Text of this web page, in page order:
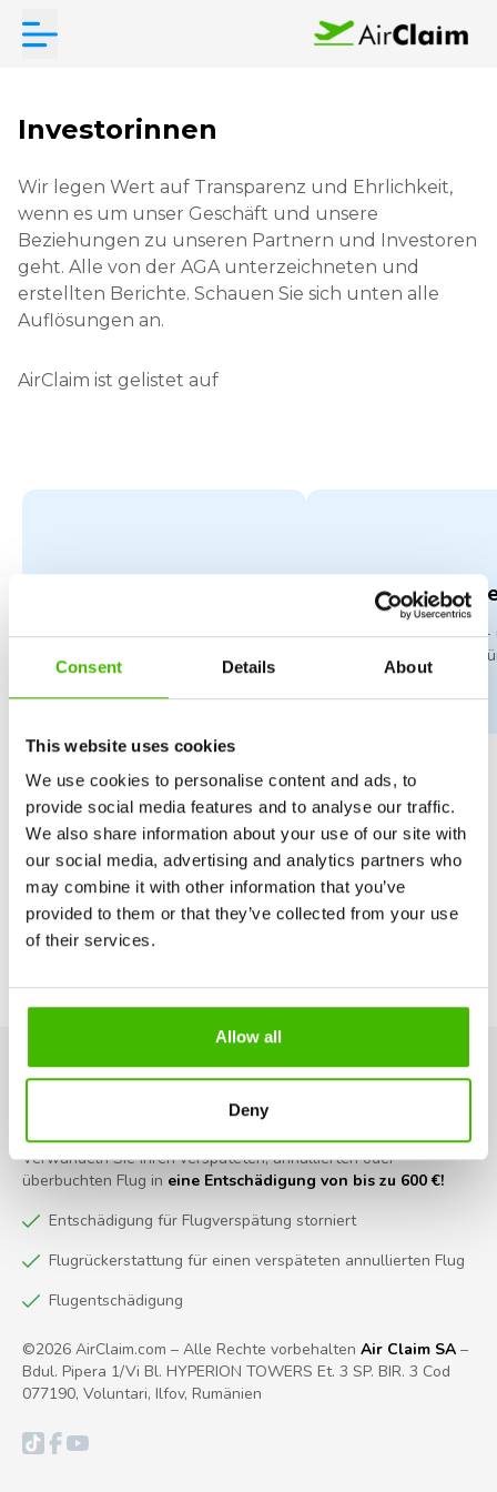
Consent Details About
This website uses cookies
We use cookies to personalise content and ads, to
provide social media features and to analyse our traffic.
We also share information about your use of our site with
our social media, advertising and analytics partners who
may combine it with other information that you’ve
provided to them or that they’ve collected from your use
of their services.
Allow all
Deny
Investorinnen
Wir legen Wert auf Transparenz und Ehrlichkeit,
wenn es um unser Geschäft und unsere
Beziehungen zu unseren Partnern und Investoren
geht. Alle von der AGA unterzeichneten und
erstellten Berichte. Schauen Sie sich unten alle
Auflösungen an.
AirClaim ist gelistet auf
Alle von der Hauptversammlung
der Aktionäre festgelegten
Berichte und Situationen.
Finanzielle
Alle Halbjahres-
Jahresfinanzberichte
Verwandeln Sie Ihren verspäteten, annullierten oder
überbuchten Flug in eine Entschädigung von bis zu 600 €!
Entschädigung für Flugverspätung storniert
Flugrückerstattung für einen verspäteten annullierten Flug
Flugentschädigung
©2026 AirClaim.com – Alle Rechte vorbehalten Air Claim SA –
Bdul. Pipera 1/Vi Bl. HYPERION TOWERS Et. 3 SP. BIR. 3 Cod
077190, Voluntari, Ilfov, Rumänien